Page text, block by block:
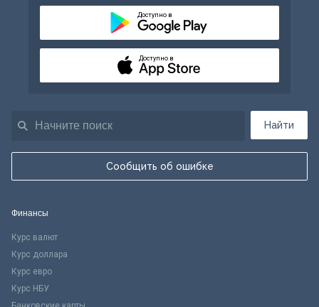
Найти
Сообщить об ошибке
Доступно в
Доступно в
Финансы
Курс валют
Курс доллара
Курс евро
Курс НБУ